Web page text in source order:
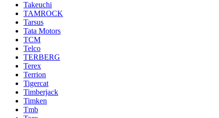
Takeuchi
TAMROCK
Tarsus
Tata Motors
TCM
Telco
TERBERG
Terex
Terrion
Tigercat
Timberjack
Timken
Tmb